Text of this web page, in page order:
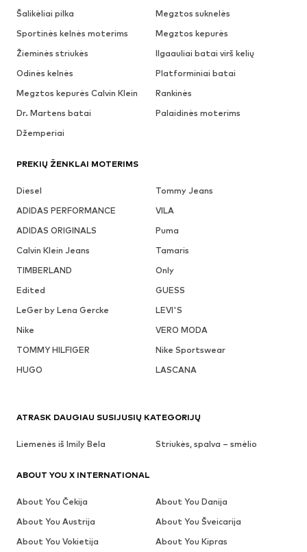
Šalikėliai pilka
Megztos suknelės
Sportinės kelnės moterims
Megztos kepurės
Žieminės striukės
Ilgaauliai batai virš kelių
Odinės kelnės
Platforminiai batai
Megztos kepurės Calvin Klein
Rankinės
Dr. Martens batai
Palaidinės moterims
Džemperiai
PREKIŲ ŽENKLAI MOTERIMS
Diesel
Tommy Jeans
ADIDAS PERFORMANCE
VILA
ADIDAS ORIGINALS
Puma
Calvin Klein Jeans
Tamaris
TIMBERLAND
Only
Edited
GUESS
LeGer by Lena Gercke
LEVI'S
Nike
VERO MODA
TOMMY HILFIGER
Nike Sportswear
HUGO
LASCANA
ATRASK DAUGIAU SUSIJUSIŲ KATEGORIJŲ
Liemenės iš Imily Bela Striukės, spalva – smėlio
ABOUT YOU X INTERNATIONAL
About You Čekija
About You Danija
About You Austrija
About You Šveicarija
About You Vokietija
About You Kipras